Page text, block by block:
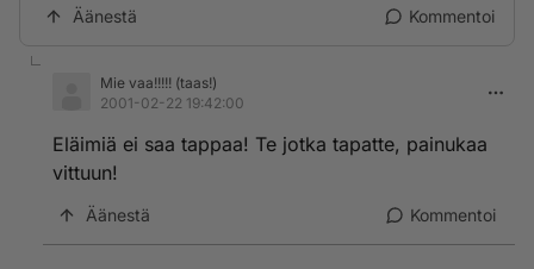
Äänestä Kommentoi
Mie vaa!!!!! (taas!)
2001-02-22 19:42:00
Eläimiä ei saa tappaa! Te jotka tapatte, painukaa
vittuun!
Äänestä Kommentoi